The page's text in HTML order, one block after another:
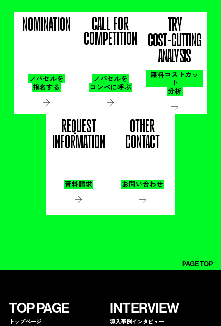
NOMINATION
ノバセルを
指名する
CALL FOR
COMPETITION
ノバセルを
コンペに呼ぶ
TRY
COST-CUTTING
ANALYSIS
無料コストカッ
ト
分析
REQUEST
INFORMATION
資料請求
OTHER
CONTACT
お問い合わせ
PAGE TOP↑
TOP PAGE
トップページ
INTERVIEW
導入事例インタビュー